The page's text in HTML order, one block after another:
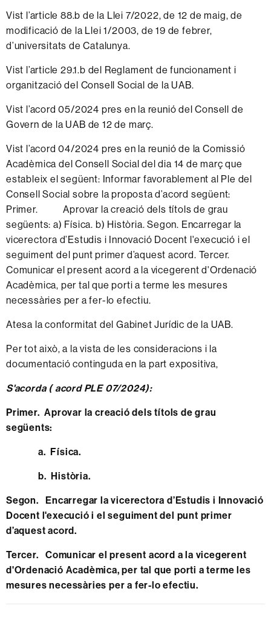
Vist l’article 88.b de la Llei 7/2022, de 12 de maig, de
modificació de la Llei 1/2003, de 19 de febrer,
d’universitats de Catalunya.
Vist l’article 29.1.b del Reglament de funcionament i
organització del Consell Social de la UAB.
Vist l’acord 05/2024 pres en la reunió del Consell de
Govern de la UAB de 12 de març.
Vist l’acord 04/2024 pres en la reunió de la Comissió
Acadèmica del Consell Social del dia 14 de març que
estableix el següent: Informar favorablement al Ple del
Consell Social sobre la proposta d’acord següent:
Primer. Aprovar la creació dels títols de grau
següents: a) Física. b) Història. Segon. Encarregar la
vicerectora d’Estudis i Innovació Docent l'execució i el
seguiment del punt primer d’aquest acord. Tercer.
Comunicar el present acord a la vicegerent d'Ordenació
Acadèmica, per tal que porti a terme les mesures
necessàries per a fer-lo efectiu.
Atesa la conformitat del Gabinet Jurídic de la UAB.
Per tot això, a la vista de les consideracions i la
documentació continguda en la part expositiva,
S'acorda ( acord PLE 07/2024):
Primer. Aprovar la creació dels títols de grau
següents:
a. Física.
b. Història.
Segon. Encarregar la vicerectora d’Estudis i Innovació
Docent l'execució i el seguiment del punt primer
d’aquest acord.
Tercer. Comunicar el present acord a la vicegerent
d'Ordenació Acadèmica, per tal que porti a terme les
mesures necessàries per a fer-lo efectiu.